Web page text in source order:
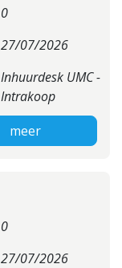
0
27/07/2026
Inhuurdesk UMC -
Intrakoop
meer
0
27/07/2026